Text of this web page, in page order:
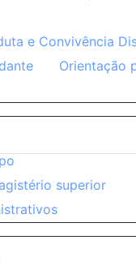
e Convivência
Orientação
superior